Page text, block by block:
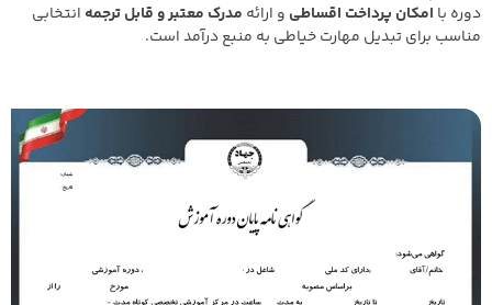
دوره با امکان پرداخت اقساطی و ارائه مدرک معتبر و قابل ترجمه انتخابی
مناسب برای تبدیل مهارت خیاطی به منبع درآمد است.